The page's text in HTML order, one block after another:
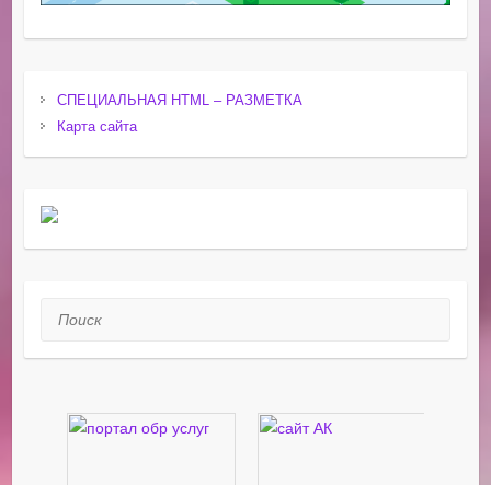
СПЕЦИАЛЬНАЯ HTML – РАЗМЕТКА
Карта сайта
Поиск